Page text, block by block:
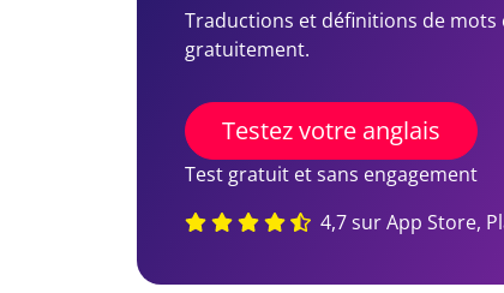
Traductions et définitions de mots
gratuitement.
Testez votre anglais
Test gratuit et sans engagement
4,7 sur App Store,